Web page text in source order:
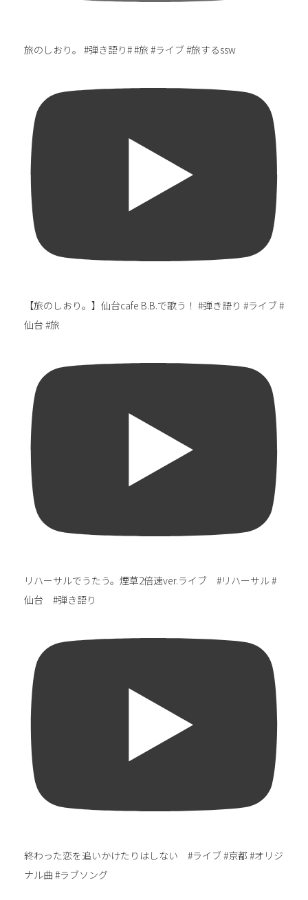
旅のしおり。 #弾き語り# #旅 #ライブ #旅するssw
【旅のしおり。】仙台cafe B.B.で歌う！ #弾き語り #ライブ #
仙台 #旅
リハーサルでうたう。煙草2倍速ver.ライブ #リハーサル #
仙台 #弾き語り
終わった恋を追いかけたりはしない #ライブ #京都 #オリジ
ナル曲 #ラブソング